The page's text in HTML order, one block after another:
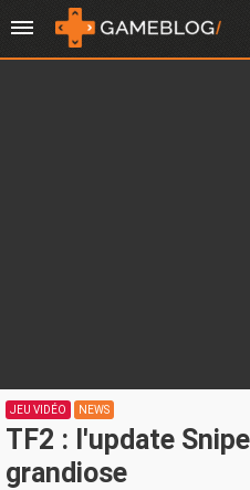
JEU VIDÉO NEWS
TF2 : l'update
grandiose